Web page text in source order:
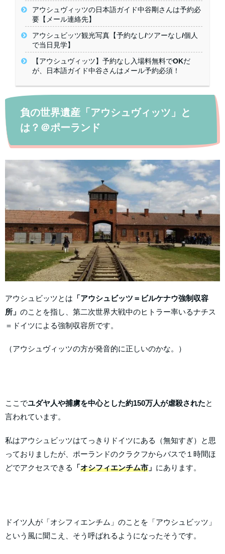
アウシュヴィッツの日本語ガイド中谷剛さんは予約必
要【メール連絡先】
アウシュビッツ観光写真【予約なし/ツアーなし/個人
で当日見学】
【アウシュヴィッツ】予約なし入場料無料でOKだ
が、日本語ガイド中谷さんはメール予約必須！
負の世界遺産「アウシュヴィッツ」と
は？＠ポーランド
アウシュビッツとは 「アウシュビッツ＝ビルケナウ強制収容
所」 のことを指し、第二次世界大戦中のヒトラー率いるナチス
＝ドイツによる強制収容所です。
（アウシュヴィッツの方が発音的に正しいのかな。）
ここでユダヤ人や捕虜を中心とした約150万人が虐殺されたと
言われています。
私はアウシュビッツはてっきりドイツにある（無知すぎ）と思
っておりましたが、ポーランドのクラクフからバスで１時間ほ
どでアクセスできる
「オシフィエンチム市 」 にあります。
ドイツ人が「オシフィエンチム」のことを「アウシュビッツ」
という風に聞こえ、そう呼ばれるようになったそうです。